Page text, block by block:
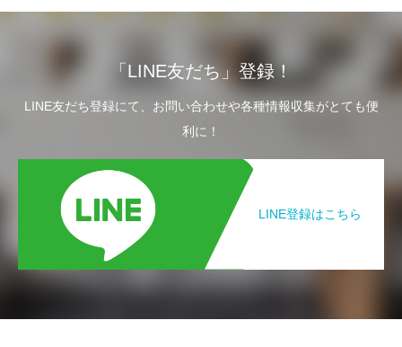
「LINE友だち」登録！
LINE友だち登録にて、お問い合わせや各種情報収集がとても便
利に！
LINE登録はこちら